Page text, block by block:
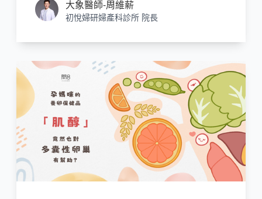
大象醫師-周維薪
初悅婦研婦產科診所 院長